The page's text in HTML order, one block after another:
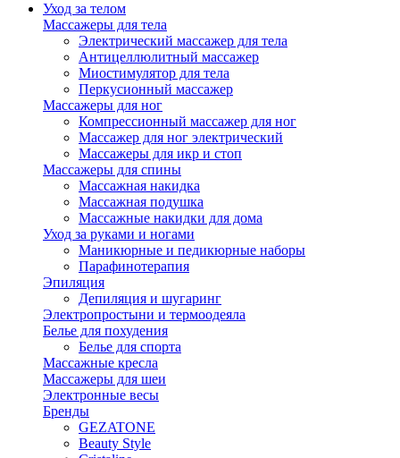
Уход за телом
Массажеры для тела
Электрический массажер для тела
Антицеллюлитный массажер
Миостимулятор для тела
Перкусионный массажер
Массажеры для ног
Компрессионный массажер для ног
Массажер для ног электрический
Массажеры для икр и стоп
Массажеры для спины
Массажная накидка
Массажная подушка
Массажные накидки для дома
Уход за руками и ногами
Маникюрные и педикюрные наборы
Парафинотерапия
Эпиляция
Депиляция и шугаринг
Электропростыни и термоодеяла
Белье для похудения
Белье для спорта
Массажные кресла
Массажеры для шеи
Электронные весы
Бренды
GEZATONE
Beauty Style